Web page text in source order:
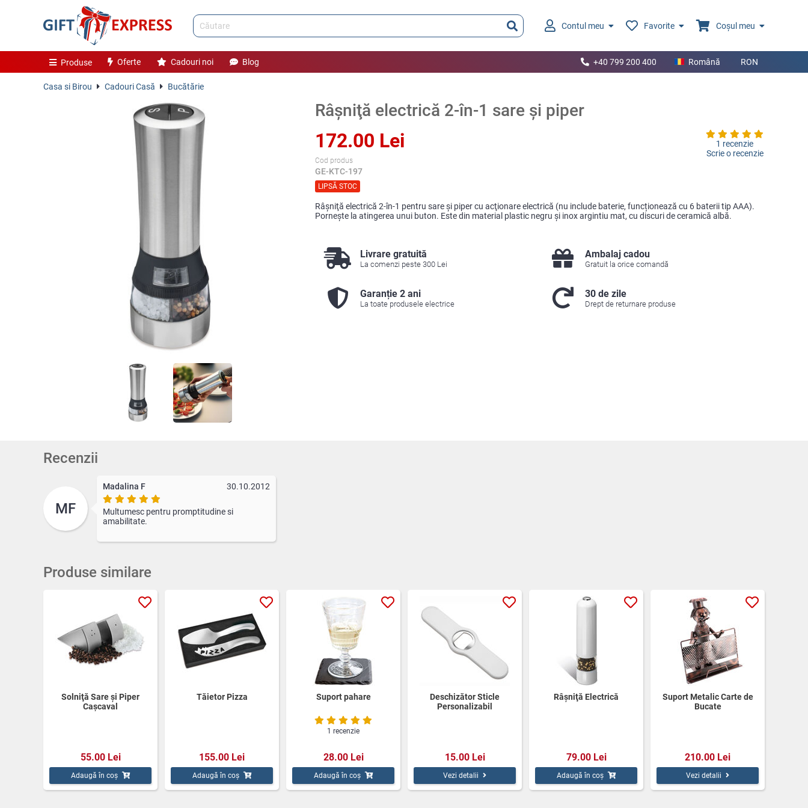
Contul meu Favorite Coșul meu
Produse Oferte Cadouri noi Blog +40 799 200 400 Română RON
Casa si Birou Cadouri Casă Bucătărie
Râşniţă electrică 2-în-1 sare şi piper
172.00 Lei
Cod produs
GE-KTC-197
LIPSĂ STOC
1 recenzie
Scrie o recenzie
Râşniţă electrică 2-în-1 pentru sare şi piper cu acţionare electrică (nu include baterie, funcționează cu 6 baterii tip AAA).
Pornește la atingerea unui buton. Este din material plastic negru şi inox argintiu mat, cu discuri de ceramică albă.
Livrare gratuită
La comenzi peste 300 Lei
Ambalaj cadou
Gratuit la orice comandă
Garanție 2 ani
La toate produsele electrice
30 de zile
Drept de returnare produse
Recenzii
MF
Madalina F 30.10.2012
Multumesc pentru promptitudine si
amabilitate.
Produse similare
Solniţă Sare şi Piper
Caşcaval
55.00 Lei
Adaugă în coș
Tăietor Pizza
155.00 Lei
Adaugă în coș
Suport pahare
1 recenzie
28.00 Lei
Adaugă în coș
Deschizător Sticle
Personalizabil
15.00 Lei
Vezi detalii
Râşniţă Electrică
79.00 Lei
Adaugă în coș
Suport Metalic Carte de
Bucate
210.00 Lei
Vezi detalii